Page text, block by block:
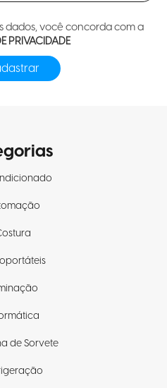
dados, você concorda com a
PRIVACIDADE
de Sorvete